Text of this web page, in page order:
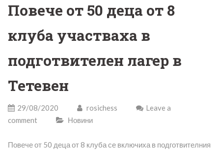
Повече от 50 деца от 8
клуба участваха в
подготвителен лагер в
Тетевен
29/08/2020 rosichess
Leave a
comment
Новини
Повече от 50 деца от 8 клуба се включиха в подготвителния